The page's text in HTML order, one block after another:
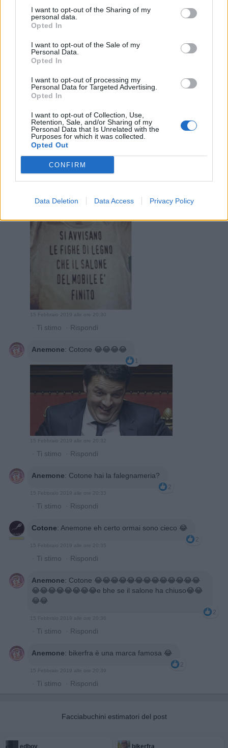
I want to opt-out of the Sharing of my
personal data.
Opted In
I want to opt-out of the Sale of my
Personal Data.
Opted In
I want to opt-out of processing my
Personal Data for Targeted Advertising.
Opted In
I want to opt-out of Collection, Use,
Retention, Sale, and/or Sharing of my
Personal Data that Is Unrelated with the
Purposes for which it was collected.
Opted Out
CONFIRM
Data Deletion Data Access Privacy Policy
bikerfra :
15 Febbraio 2019 alle ore 20:28
2
15 Febbraio 2019 alle ore 20:30
· Ti stimo · Rispondi
Anemone: Cotone 😂😂😂😂
1
15 Febbraio 2019 alle ore 20:32
· Ti stimo · Rispondi
Anemone: Cotone hai la falegnameria?
2
15 Febbraio 2019 alle ore 20:33
· Ti stimo · Rispondi
Cotone: Anemone eh certo ormai sono cieco 😂
2
15 Febbraio 2019 alle ore 20:35
· Ti stimo · Rispondi
Anemone: Cotone 😂😂😂😂😂😂😂😂😂😂😂😂😂
😂😂😂😂😂😂😂😂e bhe se il salone ha chiuso😂😂
😂😂
2
15 Febbraio 2019 alle ore 20:36
· Ti stimo · Rispondi
Anemone: bikerfra è una marca famosa 😂
2
15 Febbraio 2019 alle ore 20:39
· Ti stimo · Rispondi
Facciabuchini estimatori del post
edboy bikerfra